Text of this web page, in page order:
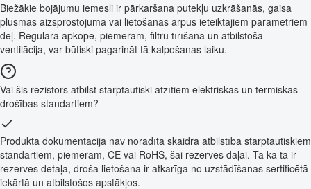
Biežākie bojājumu iemesli ir pārkaršana putekļu uzkrāšanās, gaisa
plūsmas aizsprostojuma vai lietošanas ārpus ieteiktajiem parametriem
dēļ. Regulāra apkope, piemēram, filtru tīrīšana un atbilstoša
ventilācija, var būtiski pagarināt tā kalpošanas laiku.
Vai šis rezistors atbilst starptautiski atzītiem elektriskās un termiskās
drošības standartiem?
Produkta dokumentācijā nav norādīta skaidra atbilstība starptautiskiem
standartiem, piemēram, CE vai RoHS, šai rezerves daļai. Tā kā tā ir
rezerves detaļa, droša lietošana ir atkarīga no uzstādīšanas sertificētā
iekārtā un atbilstošos apstākļos.